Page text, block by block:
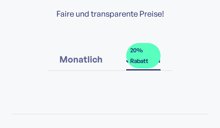
Faire und transparente Preise!
Monatlich Jährlich
20%
Rabatt